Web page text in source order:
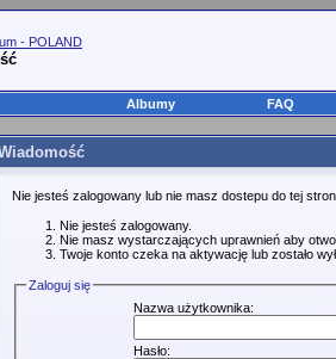
- POLAND
Albumy FAQ
Nie jesteś zalogowany lub nie masz dostepu do tej
Nie jesteś zalogowany.
Nie masz wystarczających uprawnień aby
Twoje konto czeka na aktywację lub zostało
Zaloguj się
Nazwa użytkownika:
Hasło: